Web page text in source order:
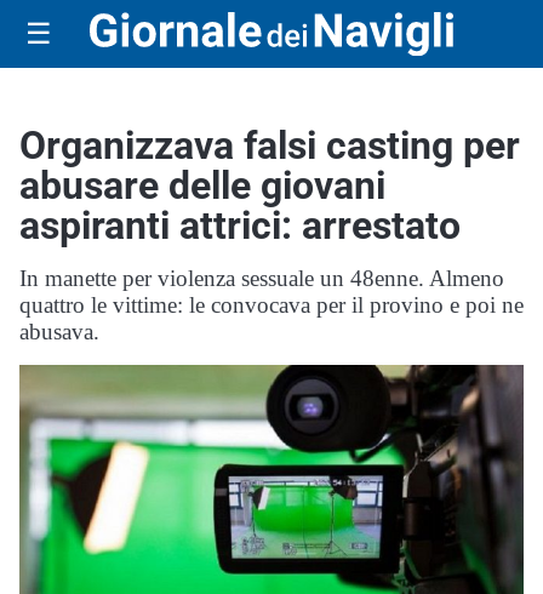
☰
Organizzava falsi casting per
abusare delle giovani
aspiranti attrici: arrestato
In manette per violenza sessuale un 48enne. Almeno
quattro le vittime: le convocava per il provino e poi ne
abusava.